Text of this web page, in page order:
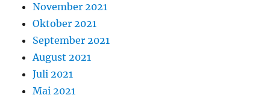
November 2021
Oktober 2021
September 2021
August 2021
Juli 2021
Mai 2021